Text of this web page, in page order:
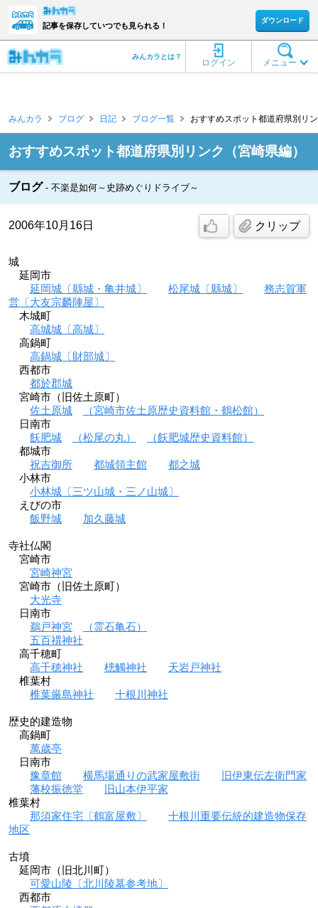
記事を保存していつでも見られる！
ダウンロード
メニュー
ログイン
みんカラとは？
みんカラ ブログ 日記 ブログ一覧 おすすめスポット都道府県別リ
おすすめスポット都道府県別リンク（宮崎県編）
ブログ 不楽是如何～史跡めぐりドライブ～
2006年10月16日 クリップ
城
延岡市
延岡城〔縣城・亀井城〕
松尾城〔縣城〕
務志賀軍
営〔大友宗麟陣屋〕
木城町
高城城〔高城〕
高鍋町
高鍋城〔財部城〕
西都市
都於郡城
宮崎市（旧佐土原町）
佐土原城
（宮崎市佐土原歴史資料館・鶴松館）
日南市
飫肥城
（松尾の丸）
（飫肥城歴史資料館）
都城市
祝吉御所
都城領主館
都之城
小林市
小林城〔三ツ山城・三ノ山城〕
えびの市
飯野城
加久藤城
寺社仏閣
宮崎市
宮崎神宮
宮崎市（旧佐土原町）
大光寺
日南市
鵜戸神宮
（霊石亀石）
五百禩神社
高千穂町
高千穂神社
槵觸神社
天岩戸神社
椎葉村
椎葉厳島神社
十根川神社
歴史的建造物
高鍋町
萬歳亭
日南市
豫章館
横馬場通りの武家屋敷街
旧伊東伝左衛門家
藩校振徳堂
旧山本伊平家
椎葉村
那須家住宅〔鶴富屋敷〕
十根川重要伝統的建造物保存
地区
古墳
延岡市（旧北川町）
可愛山陵〔北川陵墓参考地〕
西都市